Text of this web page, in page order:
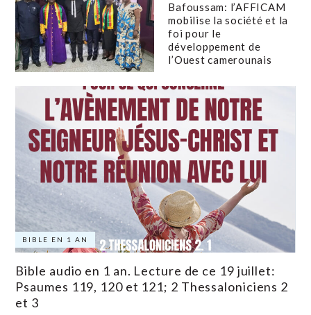
Bafoussam: l’AFFICAM
mobilise la société et la
foi pour le
développement de
l’Ouest camerounais
BIBLE EN 1 AN
Bible audio en 1 an. Lecture de ce 19 juillet:
Psaumes 119, 120 et 121; 2 Thessaloniciens 2
et 3